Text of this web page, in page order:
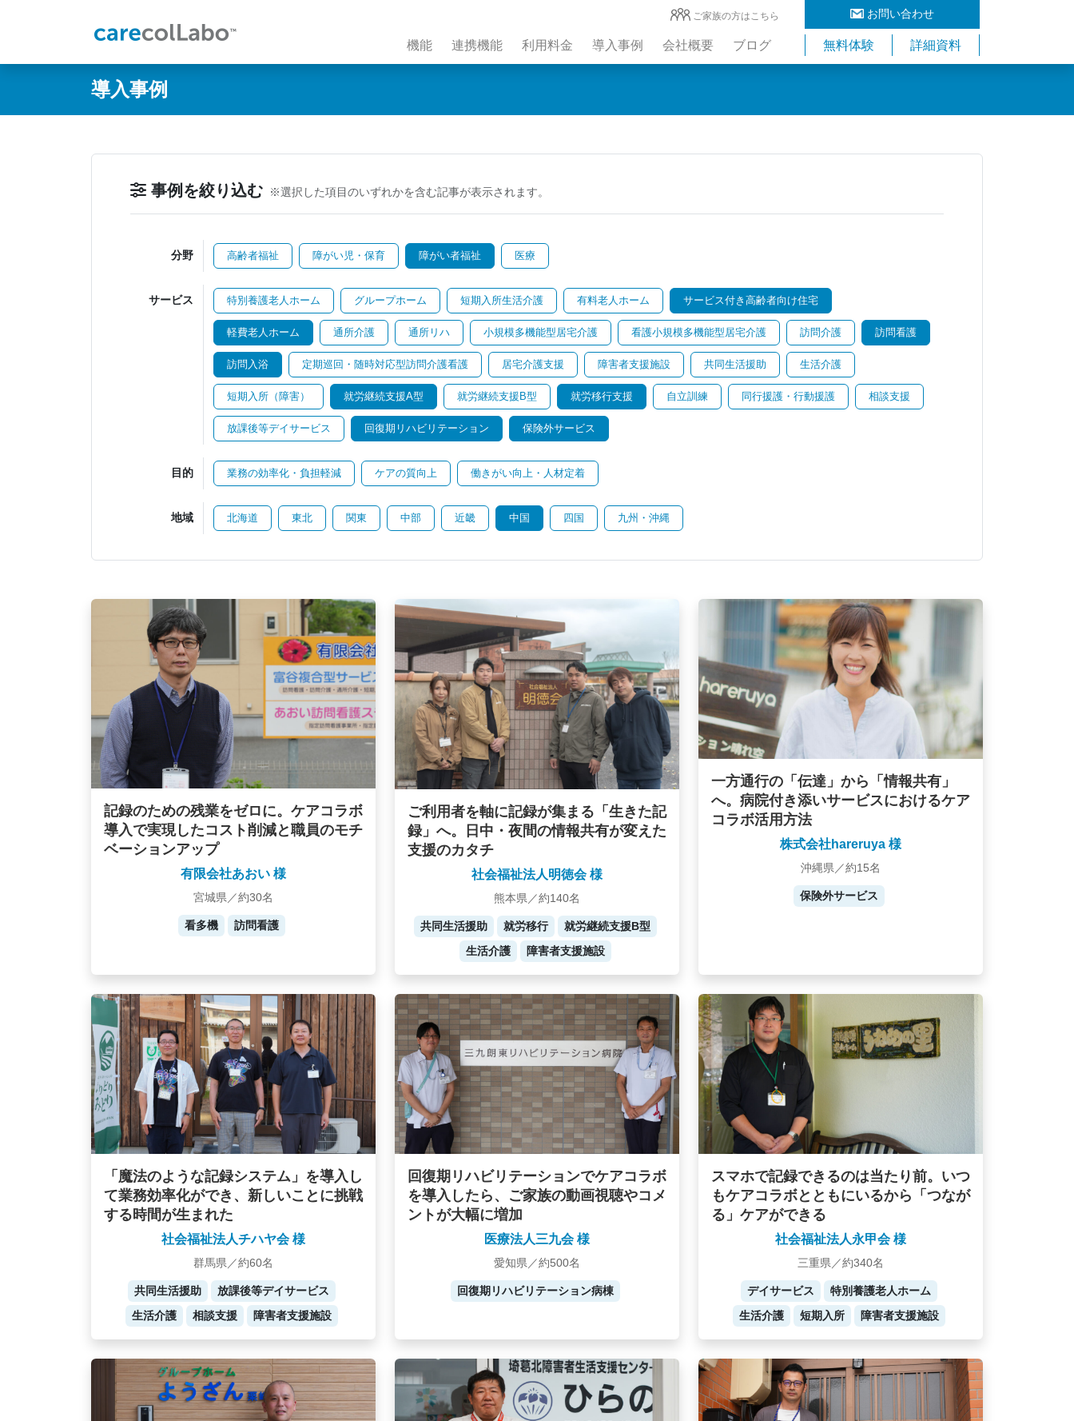
お問い合わせ
ご家族の方はこちら
機能 連携機能 利用料金 導入事例 会社概要 ブログ 無料体験 詳細資料
導入事例
事例を絞り込む ※選択した項目のいずれかを含む記事が表示されます。
分野 高齢者福祉 障がい児・保育 障がい者福祉 医療
サービス 特別養護老人ホーム グループホーム 短期入所生活介護 有料老人ホーム サービス付き高齢者向け住宅
軽費老人ホーム 通所介護 通所リハ 小規模多機能型居宅介護 看護小規模多機能型居宅介護 訪問介護 訪問看護
訪問入浴 定期巡回・随時対応型訪問介護看護 居宅介護支援 障害者支援施設 共同生活援助 生活介護
短期入所（障害） 就労継続支援A型 就労継続支援B型 就労移行支援 自立訓練 同行援護・行動援護 相談支援
放課後等デイサービス 回復期リハビリテーション 保険外サービス
目的 業務の効率化・負担軽減 ケアの質向上 働きがい向上・人材定着
地域 北海道 東北 関東 中部 近畿 中国 四国 九州・沖縄
記録のための残業をゼロに。ケアコラボ
導入で実現したコスト削減と職員のモチ
ベーションアップ
有限会社あおい 様
宮城県／約30名
看多機 訪問看護
ご利用者を軸に記録が集まる「生きた記
録」へ。日中・夜間の情報共有が変えた
支援のカタチ
社会福祉法人明徳会 様
熊本県／約140名
共同生活援助 就労移行
就労継続支援B型
生活介護
障害者支援施設
一方通行の「伝達」から「情報共有」
へ。病院付き添いサービスにおけるケア
コラボ活用方法
株式会社hareruya 様
沖縄県／約15名
保険外サービス
「魔法のような記録システム」を導入し
て業務効率化ができ、新しいことに挑戦
する時間が生まれた
社会福祉法人チハヤ会 様
群馬県／約60名
共同生活援助
放課後等デイサービス
生活介護
相談支援 障害者支援施設
回復期リハビリテーションでケアコラボ
を導入したら、ご家族の動画視聴やコメ
ントが大幅に増加
医療法人三九会 様
愛知県／約500名
回復期リハビリテーション病棟
スマホで記録できるのは当たり前。いつ
もケアコラボとともにいるから「つなが
る」ケアができる
社会福祉法人永甲会 様
三重県／約340名
デイサービス
特別養護老人ホーム
生活介護
短期入所 障害者支援施設